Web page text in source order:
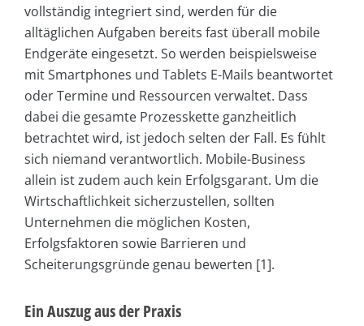
vollständig integriert sind, werden für die
alltäglichen Aufgaben bereits fast überall mobile
Endgeräte eingesetzt. So werden beispielsweise
mit Smartphones und Tablets E-Mails beantwortet
oder Termine und Ressourcen verwaltet. Dass
dabei die gesamte Prozesskette ganzheitlich
betrachtet wird, ist jedoch selten der Fall. Es fühlt
sich niemand verantwortlich. Mobile-Business
allein ist zudem auch kein Erfolgsgarant. Um die
Wirtschaftlichkeit sicherzustellen, sollten
Unternehmen die möglichen Kosten,
Erfolgsfaktoren sowie Barrieren und
Scheiterungsgründe genau bewerten [1].
Ein Auszug aus der Praxis